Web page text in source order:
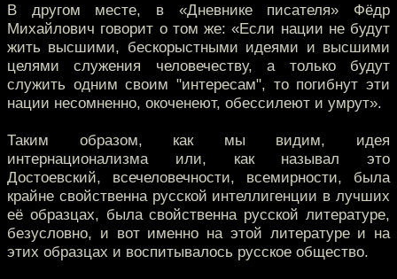
В другом месте, в «Дневнике писателя» Фёдр
Михайлович говорит о том же: «Если нации не будут
жить высшими, бескорыстными идеями и высшими
целями служения человечеству, а только будут
служить одним своим "интересам", то погибнут эти
нации несомненно, окоченеют, обессилеют и умрут».
Таким образом, как мы видим, идея
интернационализма или, как называл это
Достоевский, всечеловечности, всемирности, была
крайне свойственна русской интеллигенции в лучших
её образцах, была свойственна русской литературе,
безусловно, и вот именно на этой литературе и на
этих образцах и воспитывалось русское общество.